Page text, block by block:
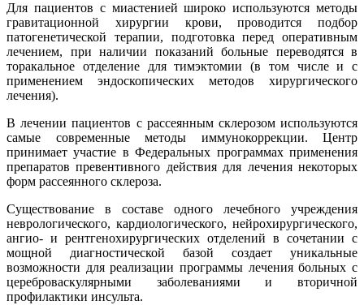
Для пациентов с миастенией широко используются методы
гравитационной хирургии крови, проводится подбор
патогенетической терапии, подготовка перед оперативным
лечением, при наличии показаний больные переводятся в
торакальное отделение для тимэктомии (в том числе и с
применением эндоскопических методов хирургического
лечения).
В лечении пациентов с рассеянным склерозом используются
самые современные методы иммунокоррекции. Центр
принимает участие в Федеральных программах применения
препаратов превентивного действия для лечения некоторых
форм рассеянного склероза.
Существование в составе одного лечебного учреждения
неврологического, кардиологического, нейрохирургического,
ангио- и рентгенохирургических отделений в сочетании с
мощной диагностической базой создает уникальные
возможности для реализации программы лечения больных с
цереброваскулярными заболеваниями и вторичной
профилактики инсульта.